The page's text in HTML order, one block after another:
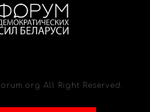
All Right Reserved.